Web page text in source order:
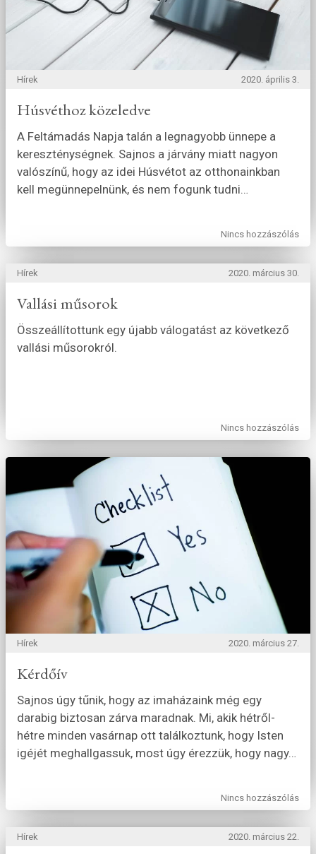
Hírek 2020. április 3.
Húsvéthoz közeledve
A Feltámadás Napja talán a legnagyobb ünnepe a
kereszténységnek. Sajnos a járvány miatt nagyon
valószínű, hogy az idei Húsvétot az otthonainkban
kell megünnepelnünk, és nem fogunk tudni…
Nincs hozzászólás
Hírek 2020. március 30.
Vallási műsorok
Összeállítottunk egy újabb válogatást az következő
vallási műsorokról.
Nincs hozzászólás
Hírek 2020. március 27.
Kérdőív
Sajnos úgy tűnik, hogy az imaházaink még egy
darabig biztosan zárva maradnak. Mi, akik hétről-
hétre minden vasárnap ott találkoztunk, hogy Isten
igéjét meghallgassuk, most úgy érezzük, hogy nagy…
Nincs hozzászólás
Hírek 2020. március 22.